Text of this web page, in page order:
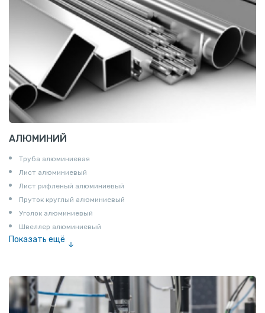
АЛЮМИНИЙ
Труба алюминиевая
Лист алюминиевый
Лист рифленый алюминиевый
Пруток круглый алюминиевый
Уголок алюминиевый
Швеллер алюминиевый
Показать ещё
Шина электротехническая
Алюминиевая плита
Z профиль алюминиевый